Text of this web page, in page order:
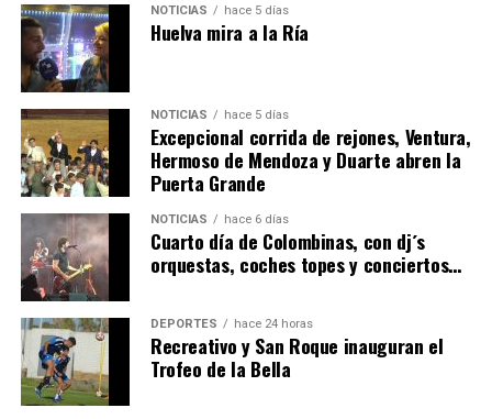
4º DÍA DE LAS FIESTAS COLOMBINAS 2026
hace 6 días Huelvatv
NOTICIAS hace 5 días
Huelva mira a la Ría
NOTICIAS hace 5 días
Excepcional corrida de rejones, Ventura,
Hermoso de Mendoza y Duarte abren la
Puerta Grande
NOTICIAS hace 6 días
Cuarto día de Colombinas, con dj´s
orquestas, coches topes y conciertos…
DEPORTES hace 24 horas
Recreativo y San Roque inauguran el
Trofeo de la Bella